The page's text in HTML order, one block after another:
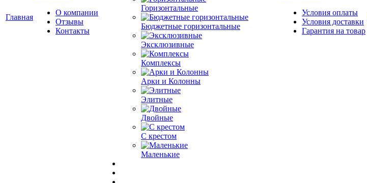
Главная
О компании
Отзывы
Контакты
Горизонтальные
Бюджетные горизонтальные
Эксклюзивные
Комплексы
Арки и Колонны
Элитные
Двойные
С крестом
Маленькие
Условия оплаты
Условия доставки
Гарантия на товар